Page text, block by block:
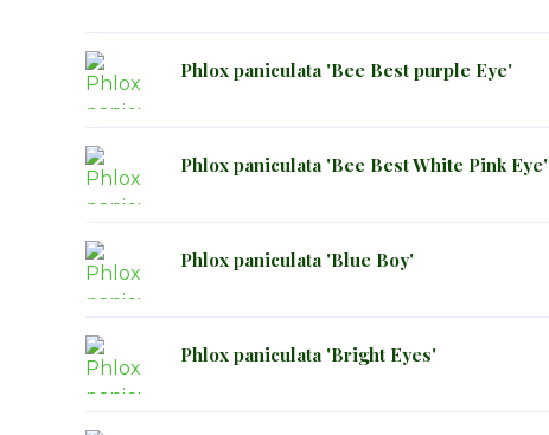
Phlox paniculata 'Bee Best purple Eye'
Phlox paniculata 'Bee Best White Pink Eye'
Phlox paniculata 'Blue Boy'
Phlox paniculata 'Bright Eyes'